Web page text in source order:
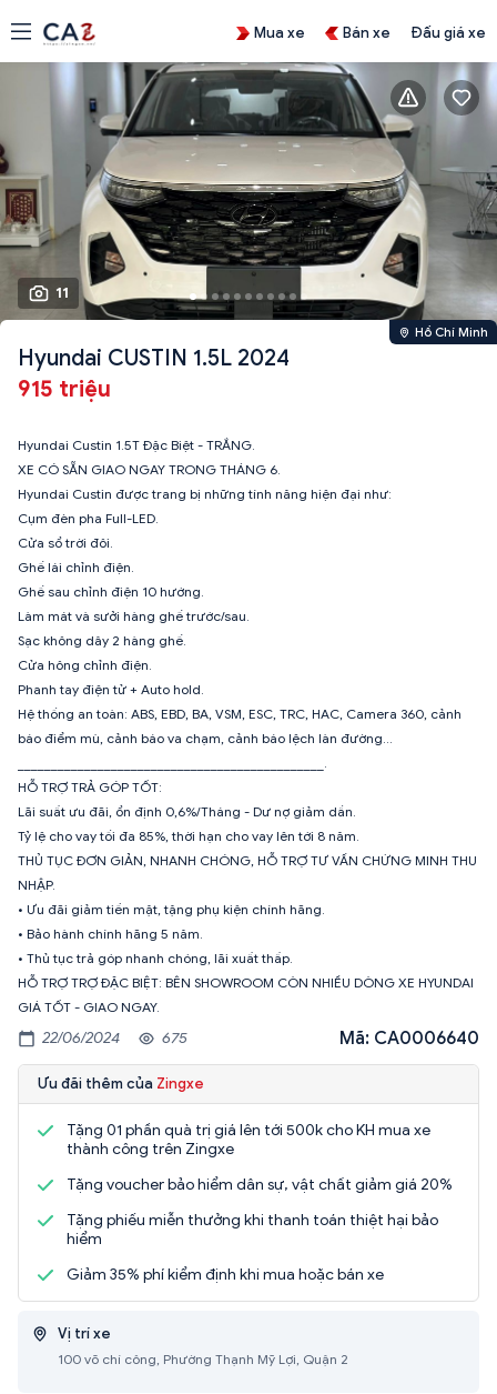
Mua xe Bán xe Đấu giá xe
11
Hồ Chí Minh
Hyundai CUSTIN 1.5L 2024
915 triệu
Hyundai Custin 1.5T Đặc Biệt - ️TRẮNG.
XE CÓ SẴN GIAO NGAY TRONG THÁNG 6.
Hyundai Custin được trang bị những tính năng hiện đại như:
Cụm đèn pha Full-LED.
Cửa sổ trời đôi.
Ghế lái chỉnh điện.
Ghế sau chỉnh điện 10 hướng.
Làm mát và sưởi hàng ghế trước/sau.
Sạc không dây 2 hàng ghế.
Cửa hông chỉnh điện.
Phanh tay điện tử + Auto hold.
Hệ thống an toàn: ABS, EBD, BA, VSM, ESC, TRC, HAC, Camera 360, cảnh
báo điểm mù, cảnh báo va chạm, cảnh báo lệch làn đường...
HỖ TRỢ TRẢ GÓP TỐT:
Lãi suất ưu đãi, ổn định 0,6%/Tháng - Dư nợ giảm dần.
Tỷ lệ cho vay tối đa 85%, thời hạn cho vay lên tới 8 năm.
THỦ TỤC ĐƠN GIẢN, NHANH CHÓNG, HỖ TRỢ TƯ VẤN CHỨNG MINH THU
NHẬP.
• Ưu đãi giảm tiền mặt, tặng phụ kiện chính hãng.
• Bảo hành chính hãng 5 năm.
• Thủ tục trả góp nhanh chóng, lãi xuất thấp.
HỖ TRỢ TRỢ ĐẶC BIỆT: BÊN SHOWROOM CÒN NHIỀU DÒNG XE HYUNDAI
GIÁ TỐT - GIAO NGAY.
22/06/2024 675 Mã: CA0006640
Ưu đãi thêm của Zingxe
Tặng 01 phần quà trị giá lên tới 500k cho KH mua xe
thành công trên Zingxe
Tặng voucher bảo hiểm dân sự, vật chất giảm giá 20%
Tặng phiếu miễn thưởng khi thanh toán thiệt hại bảo
hiểm
Giảm 35% phí kiểm định khi mua hoặc bán xe
Vị trí xe
100 võ chí công, Phường Thạnh Mỹ Lợi, Quận 2